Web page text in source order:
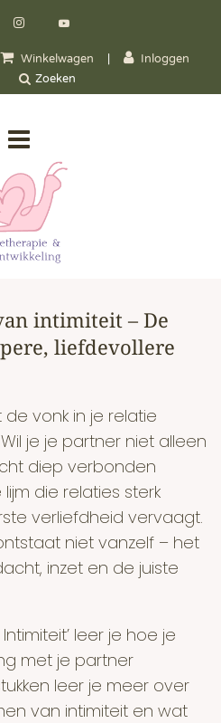
Winkelwagen | Inloggen
intimiteit – De
liefdevollere
vonk in je relatie
je je partner niet alleen
diep verbonden
die relaties sterk
verliefdheid vervaagt.
niet vanzelf – het
inzet en de juiste
leer je hoe je
met je partner
leer je meer over
van intimiteit en wat